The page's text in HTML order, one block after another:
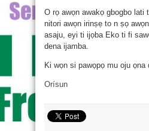
O rọ awọn awakọ gbogbo lati
nitori awọn irinṣẹ to n ṣọ
asaju, eyi ti ijọba Eko ti fi
dena ijamba.
Ki wọn si pawọpọ mu oju ọna
Orísun